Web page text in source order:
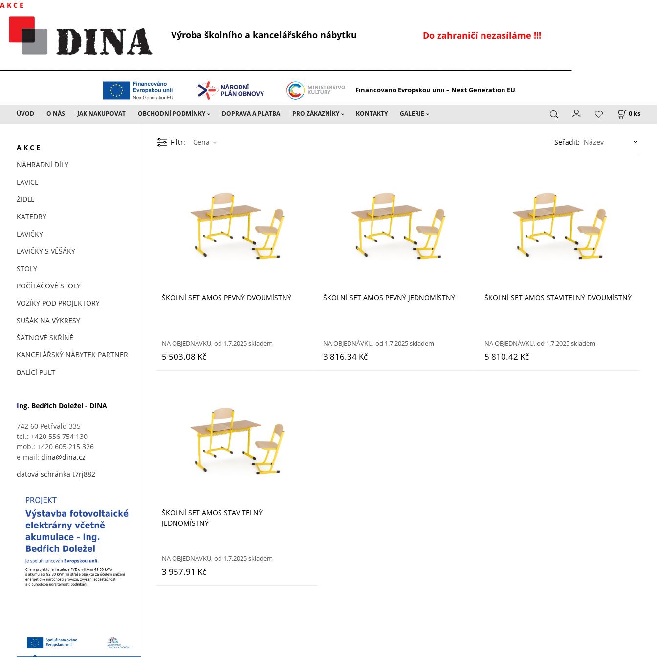
A K C E
Výroba školního a kancelářského nábytku Do zahraničí nezasíláme !!!
Financováno Evropskou unií – Next Generation EU
ÚVOD O NÁS JAK NAKUPOVAT OBCHODNÍ PODMÍNKY DOPRAVA A PLATBA PRO ZÁKAZNÍKY KONTAKTY GALERIE 0 ks
A K C E
NÁHRADNÍ DÍLY
LAVICE
ŽIDLE
KATEDRY
LAVIČKY
LAVIČKY S VĚŠÁKY
STOLY
POČÍTAČOVÉ STOLY
VOZÍKY POD PROJEKTORY
SUŠÁK NA VÝKRESY
ŠATNOVÉ SKŘÍNĚ
KANCELÁŘSKÝ NÁBYTEK PARTNER
BALÍCÍ PULT
Ing. Bedřich Doležel - DINA
742 60 Petřvald 335
tel.: +420 556 754 130
mob.: +420 605 215 326
e-mail: dina@dina.cz
datová schránka t7rj882
Filtr Cena Seřadit:
ŠKOLNÍ SET AMOS PEVNÝ DVOUMÍSTNÝ
NA OBJEDNÁVKU, od 1.7.2025 skladem
5 503.08 Kč
ŠKOLNÍ SET AMOS PEVNÝ JEDNOMÍSTNÝ
NA OBJEDNÁVKU, od 1.7.2025 skladem
3 816.34 Kč
ŠKOLNÍ SET AMOS STAVITELNÝ DVOUMÍSTNÝ
NA OBJEDNÁVKU, od 1.7.2025 skladem
5 810.42 Kč
ŠKOLNÍ SET AMOS STAVITELNÝ
JEDNOMÍSTNÝ
NA OBJEDNÁVKU, od 1.7.2025 skladem
3 957.91 Kč